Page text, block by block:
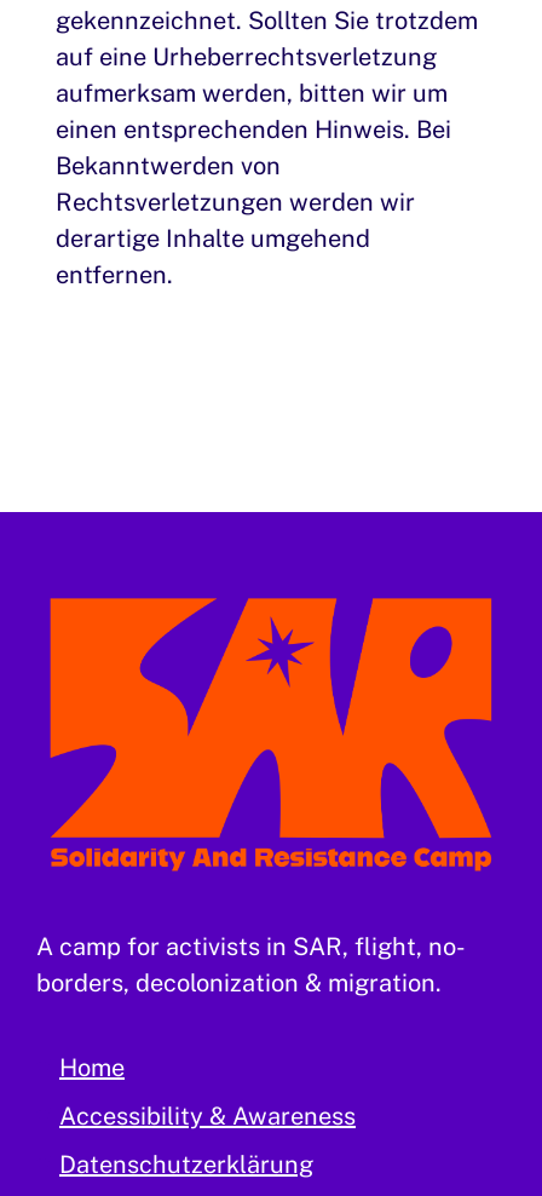
gekennzeichnet. Sollten Sie trotzdem
auf eine Urheberrechtsverletzung
aufmerksam werden, bitten wir um
einen entsprechenden Hinweis. Bei
Bekanntwerden von
Rechtsverletzungen werden wir
derartige Inhalte umgehend
entfernen.
A camp for activists in SAR, flight, no-
borders, decolonization & migration.
Home
Accessibility & Awareness
Datenschutzerklärung